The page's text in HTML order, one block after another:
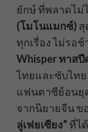
ยักษ์ ที่พลาดไม่
(โมโนแมกซ์) สุ
ทุกเรื่อง ไม่รอ
Whisper ทาสปี
ไทยและซับไท
แฟนตาซีย้อนยุ
จากนิยายจีน ข
ลู่เฟยเซียง”ที่ไ